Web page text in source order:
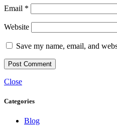
Email *
Website
Save my name, email, and
Close
Categories
Blog